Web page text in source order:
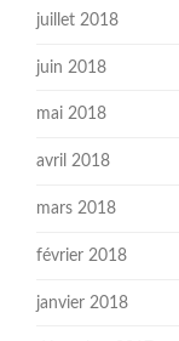
juillet 2018
juin 2018
mai 2018
avril 2018
mars 2018
février 2018
janvier 2018